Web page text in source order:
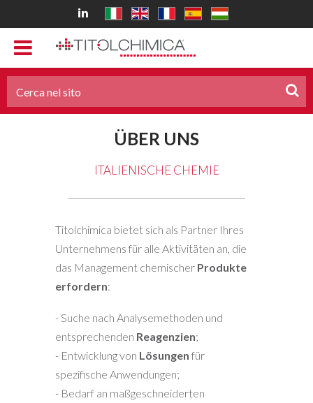
ÜBER UNS
ITALIENISCHE CHEMIE
Titolchimica bietet sich als Partner Ihres
Unternehmens für alle Aktivitäten an, die
das Management chemischer Produkte
erfordern:
- Suche nach Analysemethoden und
entsprechenden Reagenzien;
- Entwicklung von Lösungen für
spezifische Anwendungen;
- Bedarf an maßgeschneiderten